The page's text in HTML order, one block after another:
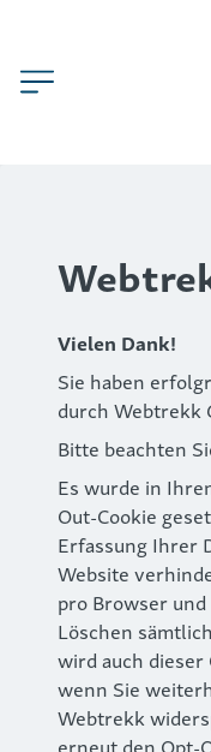
Vielen Dank!
Sie haben
durch Webtrekk
Bitte beachten
Es wurde in
Out-Cookie
Erfassung Ihrer
Website
pro Browser
Löschen
wird auch dieser
wenn Sie
Webtrekk